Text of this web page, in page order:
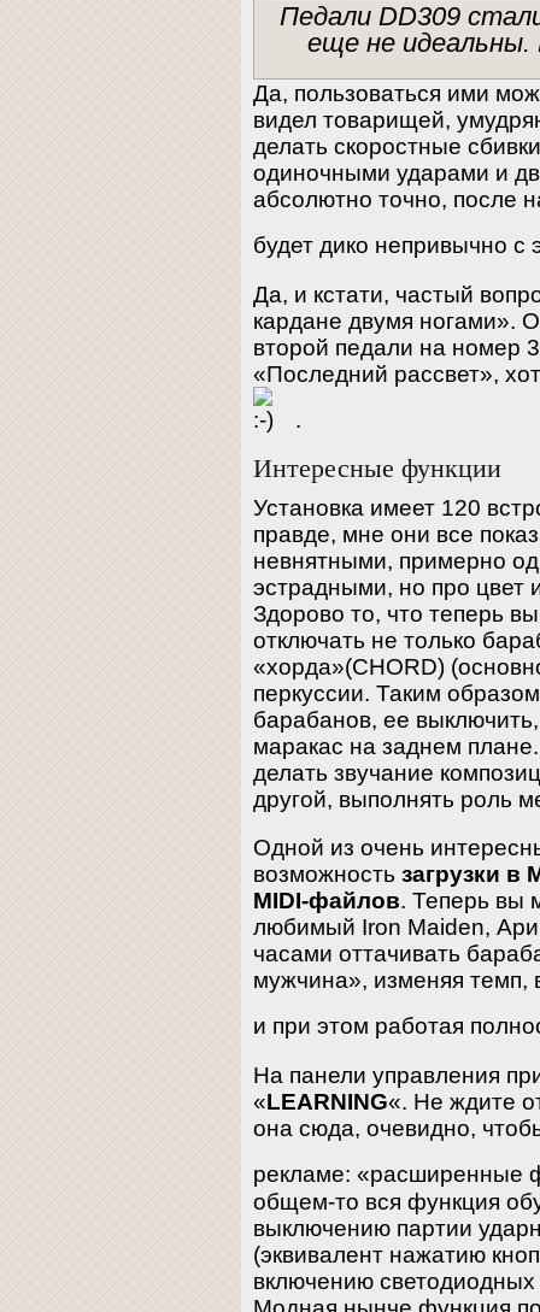
Педали DD309
еще не идеальны.
Да, пользоваться ими
видел товарищей,
делать скоростные
одиночными ударами и
абсолютно точно, после
будет дико непривычно
Да, и кстати, частый
кардане двумя ногами».
второй педали на номер
«Последний рассвет»,
.
Интересные функции
Установка имеет 120
правде, мне они все
невнятными, примерно
эстрадными, но про цвет
Здорово то, что теперь
отключать не только
«хорда»(CHORD)
перкуссии. Таким
барабанов, ее
маракас на заднем
делать звучание
другой, выполнять роль
Одной из очень
возможность загрузки в
MIDI-файлов. Теперь вы
любимый Iron Maiden,
часами оттачивать
мужчина», изменяя темп,
и при этом работая
На панели управления
«LEARNING«. Не ждите
она сюда, очевидно,
рекламе: «расширенные
общем-то вся функция
выключению партии
(эквивалент нажатию
включению